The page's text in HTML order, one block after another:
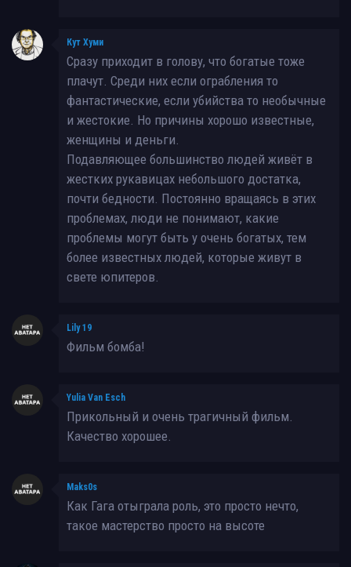
Кут Хуми
Сразу приходит в голову, что богатые тоже
плачут. Среди них если ограбления то
фантастические, если убийства то необычные
и жестокие. Но причины хорошо известные,
женщины и деньги.
Подавляющее большинство людей живёт в
жестких рукавицах небольшого достатка,
почти бедности. Постоянно вращаясь в этих
проблемах, люди не понимают, какие
проблемы могут быть у очень богатых, тем
более известных людей, которые живут в
свете юпитеров.
Lily 19
Фильм бомба!
Yulia Van Esch
Прикольный и очень трагичный фильм.
Качество хорошее.
Maks0s
Как Гага отыграла роль, это просто нечто,
такое мастерство просто на высоте